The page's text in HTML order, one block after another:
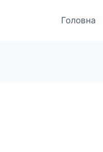
Головна